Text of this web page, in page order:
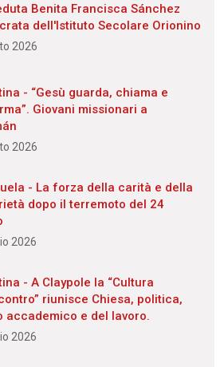
Benita Francisca Sánchez
dell'Istituto Secolare Orionino
2026
- “Gesù guarda, chiama e
Giovani missionari a
2026
- La forza della carità e della
dopo il terremoto del 24
2026
- A Claypole la “Cultura
riunisce Chiesa, politica,
accademico e del lavoro.
2026